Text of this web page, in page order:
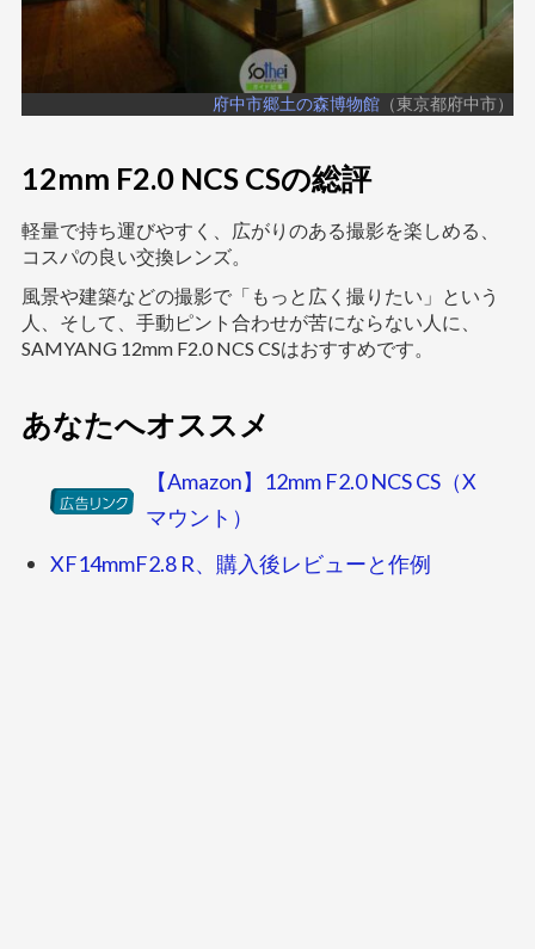
府中市郷土の森博物館 （東京都府中市）
12mm F2.0 NCS CSの総評
軽量で持ち運びやすく、広がりのある撮影を楽しめる、
コスパの良い交換レンズ。
風景や建築などの撮影で「もっと広く撮りたい」という
人、そして、手動ピント合わせが苦にならない人に、
SAMYANG 12mm F2.0 NCS CSはおすすめです。
あなたへオススメ
【Amazon】12mm F2.0 NCS CS（X
マウント）
XF14mmF2.8 R、購入後レビューと作例